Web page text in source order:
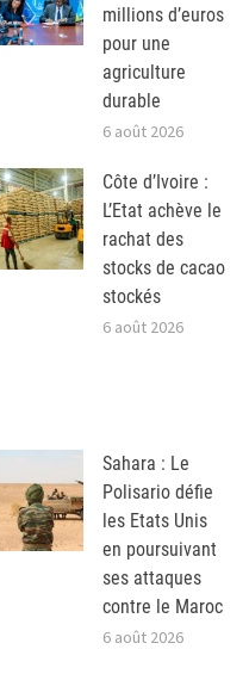
millions d’euros
pour une
agriculture
durable
6 août 2026
Côte d’Ivoire :
L’Etat achève le
rachat des
stocks de cacao
stockés
6 août 2026
Sahara : Le
Polisario défie
les Etats Unis
en poursuivant
ses attaques
contre le Maroc
6 août 2026